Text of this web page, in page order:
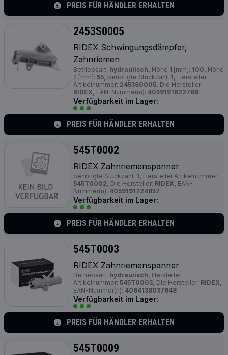
PREIS FÜR HÄNDLER ERHALTEN
2453S0005
RIDEX Schwingungsdämpfer,
Zahnriemen
Betriebsart: hydraulisch, Höhe 1 [mm]: 100, Höhe
2 [mm]: 55, benötigte Stückzahl: 1, Hersteller
Artikelnummer: 2453S0005, Die Hersteller:
RIDEX, EAN-Nummer(n): 4059191622788
Verfügbarkeit im Lager:
PREIS FÜR HÄNDLER ERHALTEN
545T0002
RIDEX Zahnriemenspanner
benötigte Stückzahl: 1, Hersteller Artikelnummer:
545T0002, Die Hersteller: RIDEX, EAN-
Nummer(n): 4059191724857
Verfügbarkeit im Lager:
PREIS FÜR HÄNDLER ERHALTEN
545T0003
RIDEX Zahnriemenspanner
Betriebsart: hydraulisch, Hersteller
Artikelnummer: 545T0003, Die Hersteller: RIDEX,
EAN-Nummer(n): 4064138037648
Verfügbarkeit im Lager:
PREIS FÜR HÄNDLER ERHALTEN
545T0009